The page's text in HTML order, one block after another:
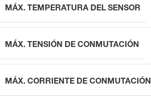
MÁX. TEMPERATURA DEL SENSOR
MÁX. TENSIÓN DE CONMUTACIÓN
MÁX. CORRIENTE DE CONMUTACIÓN